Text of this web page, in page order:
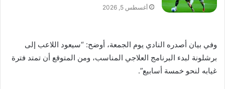
أغسطس 5, 2026
وفي بيان أصدره النادي يوم الجمعة، أوضح: “سيعود اللاعب إلى
برشلونة لبدء البرنامج العلاجي المناسب، ومن المتوقع أن تمتد فترة
غيابه لنحو خمسة أسابيع”.